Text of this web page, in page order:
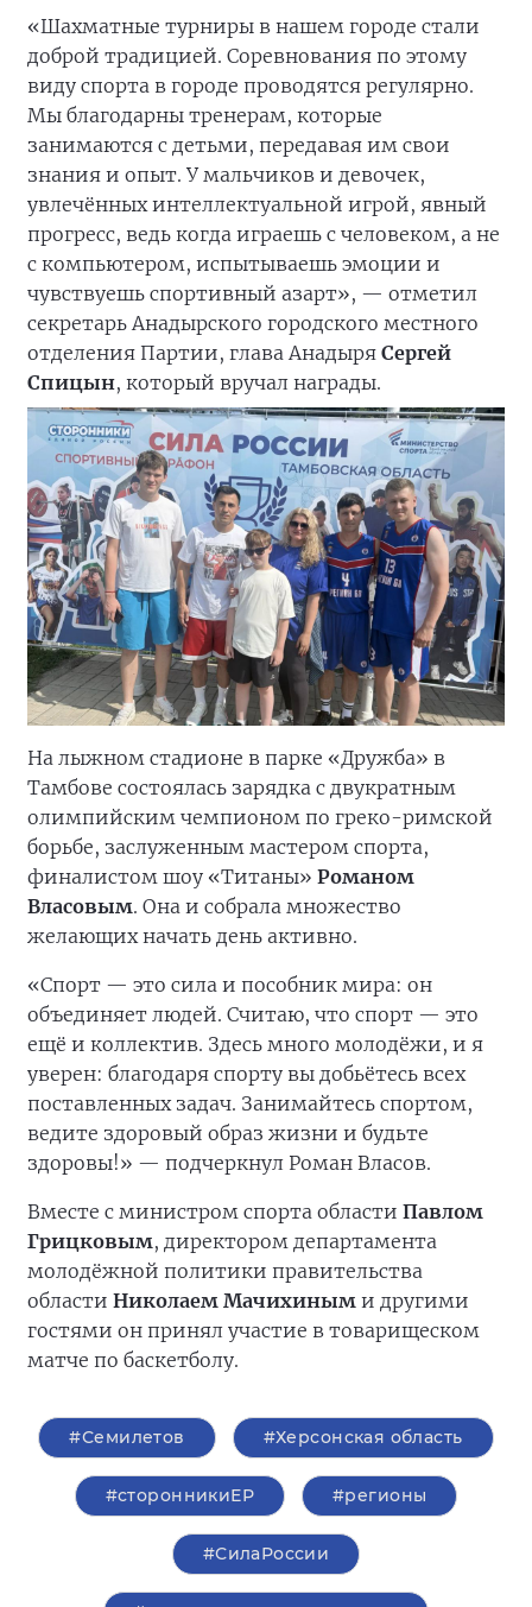
«Шахматные турниры в нашем городе стали
доброй традицией. Соревнования по этому
виду спорта в городе проводятся регулярно.
Мы благодарны тренерам, которые
занимаются с детьми, передавая им свои
знания и опыт. У мальчиков и девочек,
увлечённых интеллектуальной игрой, явный
прогресс, ведь когда играешь с человеком, а не
с компьютером, испытываешь эмоции и
чувствуешь спортивный азарт», — отметил
секретарь Анадырского городского местного
отделения Партии, глава Анадыря Сергей
Спицын, который вручал награды.
На лыжном стадионе в парке «Дружба» в
Тамбове состоялась зарядка с двукратным
олимпийским чемпионом по греко-римской
борьбе, заслуженным мастером спорта,
финалистом шоу «Титаны» Романом
Власовым. Она и собрала множество
желающих начать день активно.
«Спорт — это сила и пособник мира: он
объединяет людей. Считаю, что спорт — это
ещё и коллектив. Здесь много молодёжи, и я
уверен: благодаря спорту вы добьётесь всех
поставленных задач. Занимайтесь спортом,
ведите здоровый образ жизни и будьте
здоровы!» — подчеркнул Роман Власов.
Вместе с министром спорта области Павлом
Грицковым, директором департамента
молодёжной политики правительства
области Николаем Мачихиным и другими
гостями он принял участие в товарищеском
матче по баскетболу.
#Семилетов #Херсонская область
#сторонникиЕР #регионы
#СилаРоссии